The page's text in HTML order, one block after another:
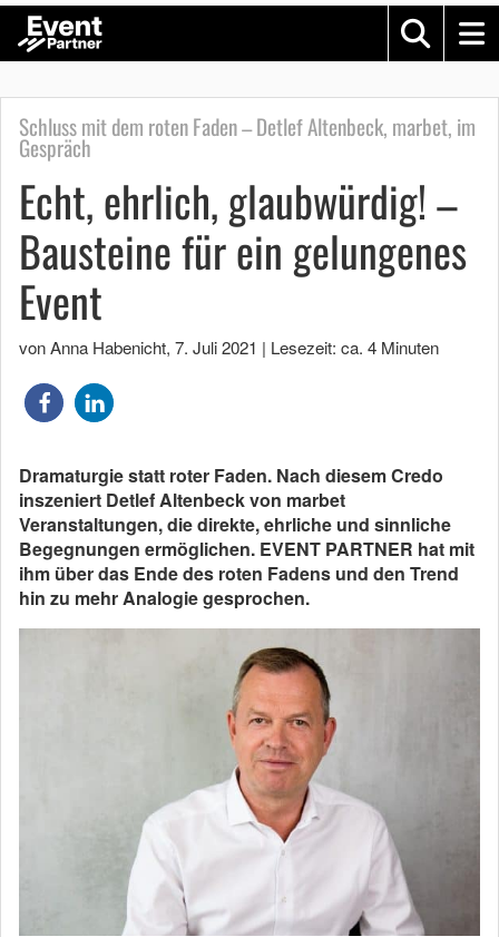
Schluss mit dem roten Faden – Detlef Altenbeck, marbet, im
Gespräch
Echt, ehrlich, glaubwürdig! –
Bausteine für ein gelungenes
Event
von Anna Habenicht, 7. Juli 2021 | Lesezeit: ca. 4 Minuten
Dramaturgie statt roter Faden. Nach diesem Credo
inszeniert Detlef Altenbeck von marbet
Veranstaltungen, die direkte, ehrliche und sinnliche
Begegnungen ermöglichen. EVENT PARTNER hat mit
ihm über das Ende des roten Fadens und den Trend
hin zu mehr Analogie gesprochen.